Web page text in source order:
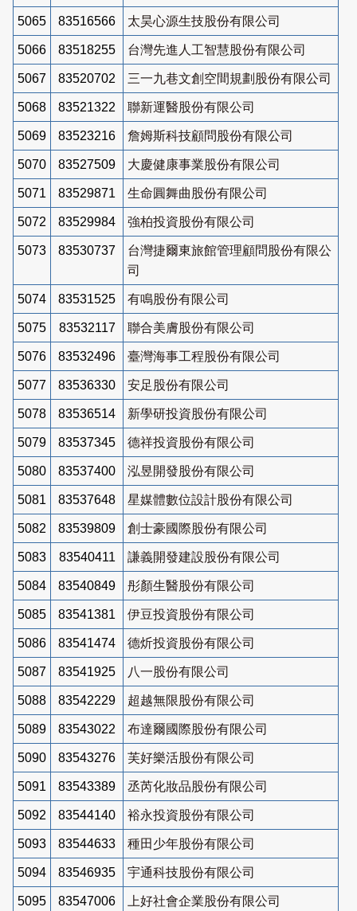
5065 83516566 太昊心源生技股份有限公司
5066 83518255 台灣先進人工智慧股份有限公司
5067 83520702 三一九巷文創空間規劃股份有限公司
5068 83521322 聯新運醫股份有限公司
5069 83523216 詹姆斯科技顧問股份有限公司
5070 83527509 大慶健康事業股份有限公司
5071 83529871 生命圓舞曲股份有限公司
5072 83529984 強柏投資股份有限公司
5073 83530737
台灣捷爾東旅館管理顧問股份有限公
司
5074 83531525 有鳴股份有限公司
5075 83532117 聯合美膚股份有限公司
5076 83532496 臺灣海事工程股份有限公司
5077 83536330 安足股份有限公司
5078 83536514 新學研投資股份有限公司
5079 83537345 德祥投資股份有限公司
5080 83537400 泓昱開發股份有限公司
5081 83537648 星媒體數位設計股份有限公司
5082 83539809 創士豪國際股份有限公司
5083 83540411 謙義開發建設股份有限公司
5084 83540849 彤顏生醫股份有限公司
5085 83541381 伊豆投資股份有限公司
5086 83541474 德炘投資股份有限公司
5087 83541925 八一股份有限公司
5088 83542229 超越無限股份有限公司
5089 83543022 布達爾國際股份有限公司
5090 83543276 芙好樂活股份有限公司
5091 83543389 丞芮化妝品股份有限公司
5092 83544140 裕永投資股份有限公司
5093 83544633 種田少年股份有限公司
5094 83546935 宇通科技股份有限公司
5095 83547006 上好社會企業股份有限公司